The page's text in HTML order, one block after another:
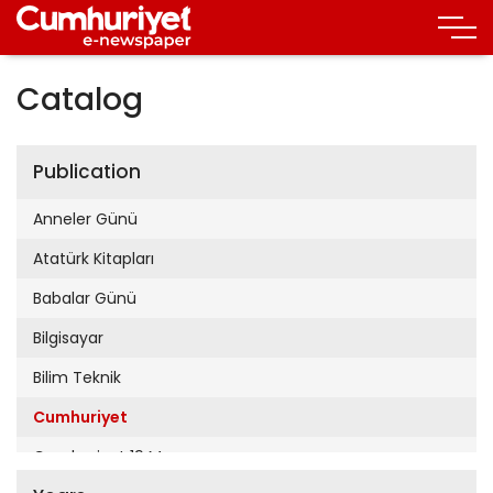
Catalog
Publication
Anneler Günü
Atatürk Kitapları
Babalar Günü
Bilgisayar
Bilim Teknik
Cumhuriyet
Cumhuriyet 19 Mayıs